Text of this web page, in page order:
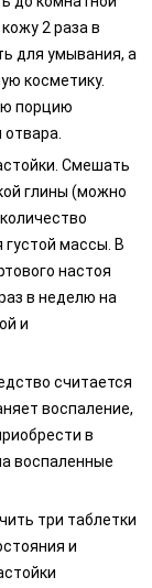
2 раза в
для умывания, а
косметику.
порцию
Смешать
глины (можно
густой массы. В
настоя
в неделю на
и
считается
воспаление,
в
воспаленные
три таблетки
и